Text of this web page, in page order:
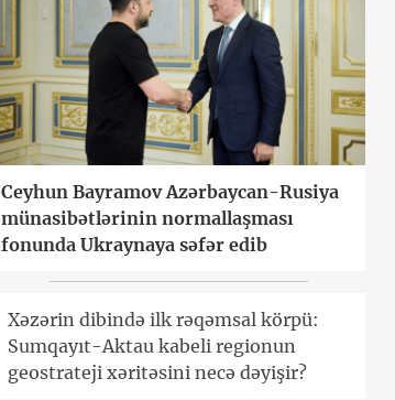
Ceyhun Bayramov Azərbaycan-Rusiya
münasibətlərinin normallaşması
fonunda Ukraynaya səfər edib
Xəzərin dibində ilk rəqəmsal körpü:
Sumqayıt-Aktau kabeli regionun
geostrateji xəritəsini necə dəyişir?